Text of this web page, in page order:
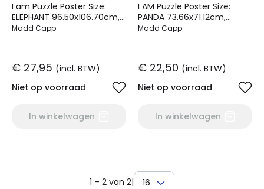
I am Puzzle Poster Size:
ELEPHANT 96.50x106.70cm,
700pcs
Madd Capp
€ 27,95 (incl. BTW)
Niet op voorraad
In winkelwagen
I AM Puzzle Poster Size:
PANDA 73.66x71.12cm,
550pcs Madd Capp Puzzle,
Madd Capp
€ 22,50 (incl. BTW)
Niet op voorraad
In winkelwagen
1 – 2 van 2| 16